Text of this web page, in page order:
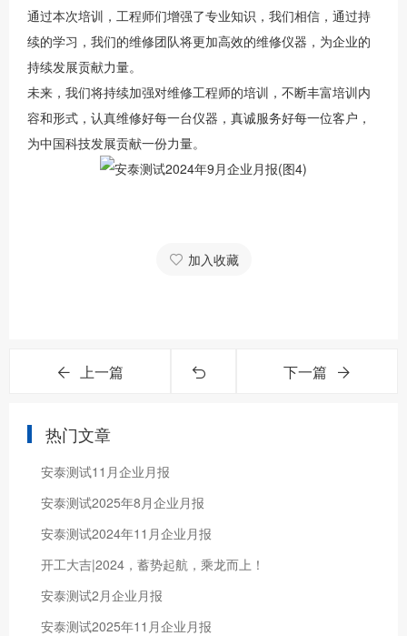
通过本次培训，工程师们增强了专业知识，我们相信，通过持
续的学习，我们的维修团队将更加高效的维修仪器，为企业的
持续发展贡献力量。
未来，我们将持续加强对维修工程师的培训，不断丰富培训内
容和形式，认真维修好每一台仪器，真诚服务好每一位客户，
为中国科技发展贡献一份力量。
加入收藏
上一篇 下一篇
热门文章
安泰测试11月企业月报
安泰测试2025年8月企业月报
安泰测试2024年11月企业月报
开工大吉|2024，蓄势起航，乘龙而上！
安泰测试2月企业月报
安泰测试2025年11月企业月报